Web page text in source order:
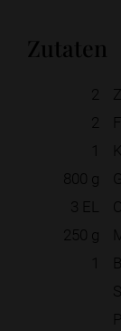
Zutaten
2
2
1
800 g
3 EL
250 g
1